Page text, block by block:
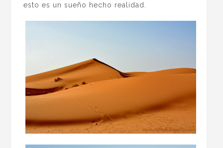
esto es un sueño hecho realidad.